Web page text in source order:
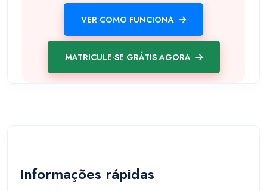
VER COMO FUNCIONA
MATRICULE-SE GRÁTIS AGORA
Informações rápidas